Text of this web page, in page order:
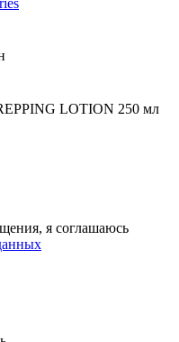
LOTION 250 мл
я соглашаюсь